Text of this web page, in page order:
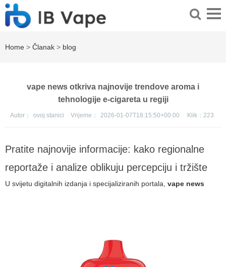
Home > Članak > blog
vape news otkriva najnovije trendove aroma i
tehnologije e-cigareta u regiji
Autor： ovoj stanici Vrijeme： 2026-01-07T18:15:50+00:00 Klik： 223
Pratite najnovije informacije: kako regionalne
reportaže i analize oblikuju percepciju i tržište
U svijetu digitalnih izdanja i specijaliziranih portala, vape news